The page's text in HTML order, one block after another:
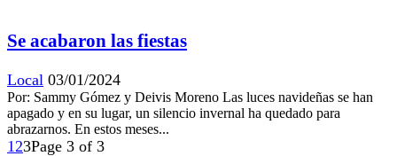
Se acabaron las fiestas
Local 03/01/2024
Por: Sammy Gómez y Deivis Moreno Las luces navideñas se han
apagado y en su lugar, un silencio invernal ha quedado para
abrazarnos. En estos meses...
1 23Page 3 of 3